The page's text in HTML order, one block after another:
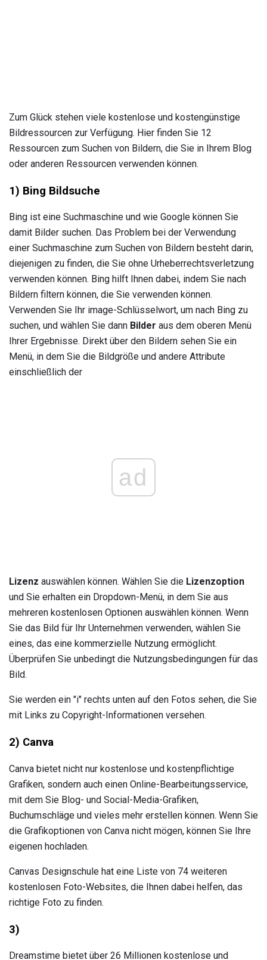
Zum Glück stehen viele kostenlose und kostengünstige
Bildressourcen zur Verfügung. Hier finden Sie 12
Ressourcen zum Suchen von Bildern, die Sie in Ihrem Blog
oder anderen Ressourcen verwenden können.
1) Bing Bildsuche
Bing ist eine Suchmaschine und wie Google können Sie
damit Bilder suchen. Das Problem bei der Verwendung
einer Suchmaschine zum Suchen von Bildern besteht darin,
diejenigen zu finden, die Sie ohne Urheberrechtsverletzung
verwenden können. Bing hilft Ihnen dabei, indem Sie nach
Bildern filtern können, die Sie verwenden können.
Verwenden Sie Ihr image-Schlüsselwort, um nach Bing zu
suchen, und wählen Sie dann Bilder aus dem oberen Menü
Ihrer Ergebnisse. Direkt über den Bildern sehen Sie ein
Menü, in dem Sie die Bildgröße und andere Attribute
einschließlich der
ad
Lizenz auswählen können. Wählen Sie die Lizenzoption
und Sie erhalten ein Dropdown-Menü, in dem Sie aus
mehreren kostenlosen Optionen auswählen können. Wenn
Sie das Bild für Ihr Unternehmen verwenden, wählen Sie
eines, das eine kommerzielle Nutzung ermöglicht.
Überprüfen Sie unbedingt die Nutzungsbedingungen für das
Bild.
Sie werden ein "i" rechts unten auf den Fotos sehen, die Sie
mit Links zu Copyright-Informationen versehen.
2) Canva
Canva bietet nicht nur kostenlose und kostenpflichtige
Grafiken, sondern auch einen Online-Bearbeitungsservice,
mit dem Sie Blog- und Social-Media-Grafiken,
Buchumschläge und vieles mehr erstellen können. Wenn Sie
die Grafikoptionen von Canva nicht mögen, können Sie Ihre
eigenen hochladen.
Canvas Designschule hat eine Liste von 74 weiteren
kostenlosen Foto-Websites, die Ihnen dabei helfen, das
richtige Foto zu finden.
3)
Dreamstime bietet über 26 Millionen kostenlose und